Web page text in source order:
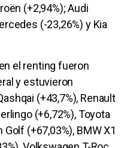
(+2,94%); Audi
(-23,26%) y Kia
el renting fueron
y estuvieron
(+43,7%), Renault
(+6,72%), Toyota
(+67,03%), BMW X1